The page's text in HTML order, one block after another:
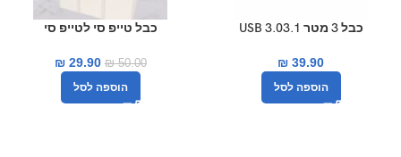
כבל 3 מטר USB 3.03.1
₪ 39.90
הוספה לסל
כבל טייפ סי לטייפ סי
₪50.00
₪29.90
הוספה לסל